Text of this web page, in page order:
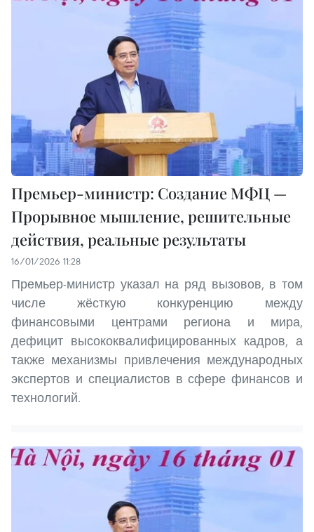
Премьер-министр: Создание МФЦ —
Прорывное мышление, решительные
действия, реальные результаты
16/01/2026 11:28
Премьер-министр указал на ряд вызовов, в том
числе жёсткую конкуренцию между
финансовыми центрами региона и мира,
дефицит высококвалифицированных кадров, а
также механизмы привлечения международных
экспертов и специалистов в сфере финансов и
технологий.